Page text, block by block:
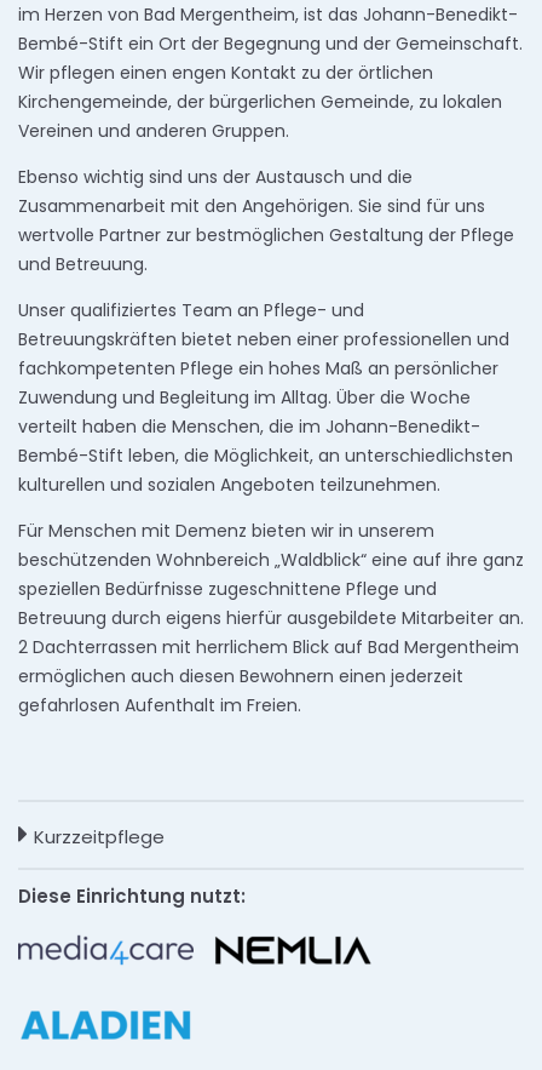
im Herzen von Bad Mergentheim, ist das Johann-Benedikt-
Bembé-Stift ein Ort der Begegnung und der Gemeinschaft.
Wir pflegen einen engen Kontakt zu der örtlichen
Kirchengemeinde, der bürgerlichen Gemeinde, zu lokalen
Vereinen und anderen Gruppen.
Ebenso wichtig sind uns der Austausch und die
Zusammenarbeit mit den Angehörigen. Sie sind für uns
wertvolle Partner zur bestmöglichen Gestaltung der Pflege
und Betreuung.
Unser qualifiziertes Team an Pflege- und
Betreuungskräften bietet neben einer professionellen und
fachkompetenten Pflege ein hohes Maß an persönlicher
Zuwendung und Begleitung im Alltag. Über die Woche
verteilt haben die Menschen, die im Johann-Benedikt-
Bembé-Stift leben, die Möglichkeit, an unterschiedlichsten
kulturellen und sozialen Angeboten teilzunehmen.
Für Menschen mit Demenz bieten wir in unserem
beschützenden Wohnbereich „Waldblick“ eine auf ihre ganz
speziellen Bedürfnisse zugeschnittene Pflege und
Betreuung durch eigens hierfür ausgebildete Mitarbeiter an.
2 Dachterrassen mit herrlichem Blick auf Bad Mergentheim
ermöglichen auch diesen Bewohnern einen jederzeit
gefahrlosen Aufenthalt im Freien.
Kurzzeitpflege
Diese Einrichtung nutzt: